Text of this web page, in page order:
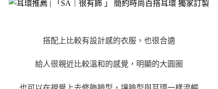
搭配上比較有設計感的衣服，也很合適
給人很親近比較溫和的感覺，明顯的大圓圈